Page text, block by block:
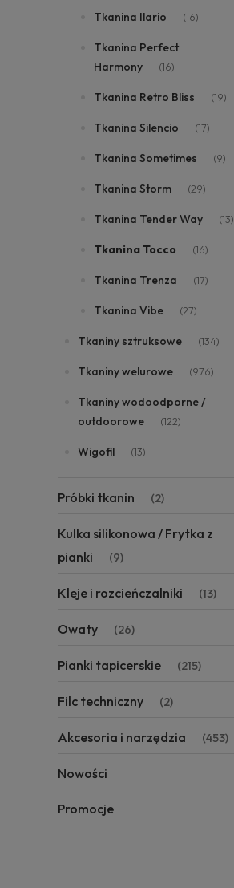
Tkanina Ilario (16)
Tkanina Perfect
Harmony
(16)
Tkanina Retro Bliss (19)
Tkanina Silencio (17)
Tkanina Sometimes (9)
Tkanina Storm (29)
Tkanina Tender Way (13)
Tkanina Tocco (16)
Tkanina Trenza (17)
Tkanina Vibe (27)
Tkaniny sztruksowe (134)
Tkaniny welurowe (976)
Tkaniny wodoodporne /
outdoorowe
(122)
Wigofil (13)
Próbki tkanin (2)
Kulka silikonowa / Frytka z
pianki
(9)
Kleje i rozcieńczalniki (13)
Owaty (26)
Pianki tapicerskie (215)
Filc techniczny (2)
Akcesoria i narzędzia (453)
Nowości
Promocje